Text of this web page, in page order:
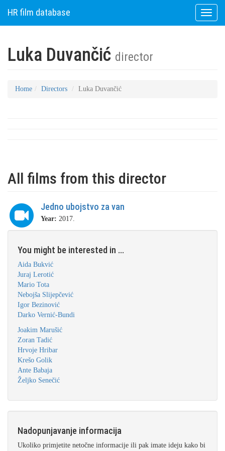
Toggle
HR film database
Luka Duvančić director
Home Directors Luka Duvančić
All films from this director
Jedno ubojstvo za van
Year: 2017.
You might be interested in ...
Aida Bukvić
Juraj Lerotić
Mario Tota
Nebojša Slijepčević
Igor Bezinović
Darko Vernić-Bundi
Joakim Marušić
Zoran Tadić
Hrvoje Hribar
Krešo Golik
Ante Babaja
Željko Senečić
Nadopunjavanje informacija
Ukoliko primjetite netočne informacije ili pak imate ideju kako bi